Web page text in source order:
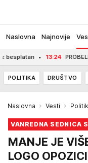
Naslovna Najnovije
13:24 PROBELMI U
POLITIKA DRUŠTVO
Naslovna Vesti
VANREDNA SEDNICA
MANJE JE
LOGO